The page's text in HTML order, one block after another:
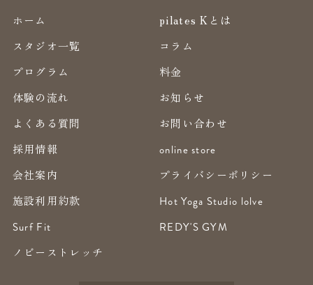
ホーム
pilates Kとは
スタジオ一覧
コラム
プログラム
料金
体験の流れ
お知らせ
よくある質問
お問い合わせ
採用情報
online store
会社案内
プライバシーポリシー
施設利用約款
Hot Yoga Studio lolve
Surf Fit
REDY'S GYM
ノビーストレッチ